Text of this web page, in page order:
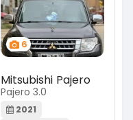
6
Mitsubishi Pajero
Pajero 3.0
2021